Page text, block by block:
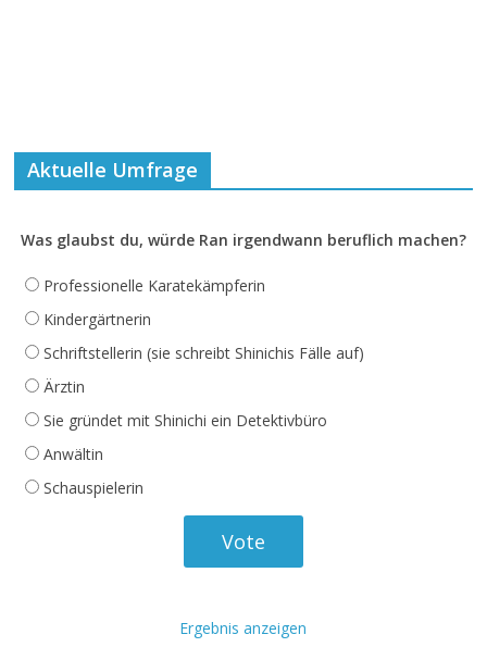
Aktuelle Umfrage
Was glaubst du, würde Ran irgendwann beruflich machen?
Professionelle Karatekämpferin
Kindergärtnerin
Schriftstellerin (sie schreibt Shinichis Fälle auf)
Ärztin
Sie gründet mit Shinichi ein Detektivbüro
Anwältin
Schauspielerin
Ergebnis anzeigen